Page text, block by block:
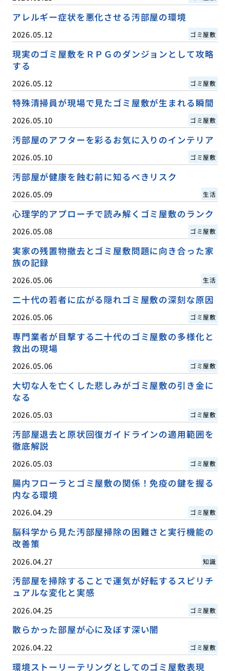
アレルギー症状を悪化させる汚部屋の環境
2026.05.12 ゴミ屋敷
現実のゴミ屋敷をＲＰＧのダンジョンとして攻略
する
2026.05.12 ゴミ屋敷
特殊清掃員が現場で見たゴミ屋敷が生まれる瞬間
2026.05.10 ゴミ屋敷
汚部屋のアフターを彩るお気に入りのインテリア
2026.05.10 ゴミ屋敷
汚部屋が健康を蝕む前に知るべきリスク
2026.05.09 生活
心理学的アプローチで読み解くゴミ屋敷のランク
2026.05.08 ゴミ屋敷
実家の残置物撤去とゴミ屋敷問題に向き合った家
族の記録
2026.05.06 生活
二十代の若者に広がる隠れゴミ屋敷の深刻な原因
2026.05.06 ゴミ屋敷
専門業者が目撃する二十代のゴミ屋敷の多様化と
救出の現場
2026.05.06 ゴミ屋敷
大切な人を亡くした悲しみがゴミ屋敷の引き金に
なる
2026.05.03 ゴミ屋敷
汚部屋退去と原状回復ガイドラインの適用範囲を
徹底解説
2026.05.03 ゴミ屋敷
腸内フローラとゴミ屋敷の関係！免疫の鍵を握る
内なる環境
2026.04.29 ゴミ屋敷
脳科学から見た汚部屋掃除の困難さと実行機能の
改善策
2026.04.27 知識
汚部屋を掃除することで運気が好転するスピリチ
ュアルな変化と実感
2026.04.25 ゴミ屋敷
散らかった部屋が心に及ぼす深い闇
2026.04.22 ゴミ屋敷
環境ストーリーテリングとしてのゴミ屋敷表現